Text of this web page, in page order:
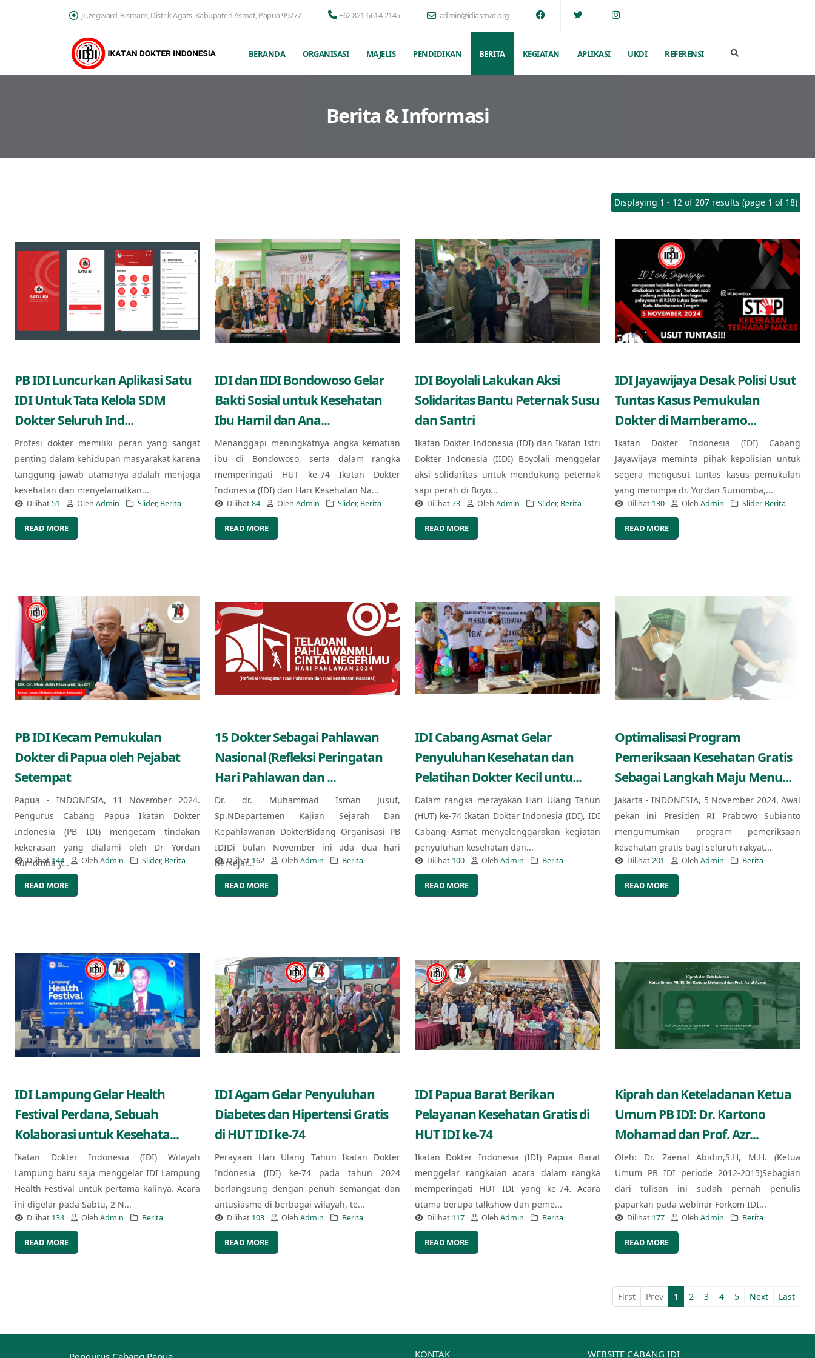
JL.zegward, Bismam, Distrik Agats, Kabupaten Asmat, Papua 99777 +62 821-6614-2145 admin@idiasmat.org
BERANDA ORGANISASI MAJELIS PENDIDIKAN BERITA KEGIATAN APLIKASI UKDI REFERENSI
Berita & Informasi
Displaying 1 - 12 of 207 results (page 1 of 18)
PB IDI Luncurkan Aplikasi Satu
IDI Untuk Tata Kelola SDM
Dokter Seluruh Ind...
Profesi dokter memiliki peran yang sangat
penting dalam kehidupan masyarakat karena
tanggung jawab utamanya adalah menjaga
kesehatan dan menyelamatkan...
Dilihat51 Oleh Admin Slider, Berita
READ MORE
IDI dan IIDI Bondowoso Gelar
Bakti Sosial untuk Kesehatan
Ibu Hamil dan Ana...
Menanggapi meningkatnya angka kematian
ibu di Bondowoso, serta dalam rangka
memperingati HUT ke-74 Ikatan Dokter
Indonesia (IDI) dan Hari Kesehatan Na...
Dilihat84 Oleh Admin Slider, Berita
READ MORE
IDI Boyolali Lakukan Aksi
Solidaritas Bantu Peternak Susu
dan Santri
Ikatan Dokter Indonesia (IDI) dan Ikatan Istri
Dokter Indonesia (IIDI) Boyolali menggelar
aksi solidaritas untuk mendukung peternak
sapi perah di Boyo...
Dilihat73 Oleh Admin Slider, Berita
READ MORE
IDI Jayawijaya Desak Polisi Usut
Tuntas Kasus Pemukulan
Dokter di Mamberamo...
Ikatan Dokter Indonesia (IDI) Cabang
Jayawijaya meminta pihak kepolisian untuk
segera mengusut tuntas kasus pemukulan
yang menimpa dr. Yordan Sumomba,...
Dilihat 130 Oleh Admin Slider, Berita
READ MORE
PB IDI Kecam Pemukulan
Dokter di Papua oleh Pejabat
Setempat
Papua - INDONESIA, 11 November 2024.
Pengurus Cabang Papua Ikatan Dokter
Indonesia (PB IDI) mengecam tindakan
kekerasan yang dialami oleh Dr Yordan
Sumomba y...
Dilihat144 Oleh Admin Slider, Berita
READ MORE
15 Dokter Sebagai Pahlawan
Nasional (Refleksi Peringatan
Hari Pahlawan dan ...
Dr. dr. Muhammad Isman Jusuf,
Sp.NDepartemen Kajian Sejarah Dan
Kepahlawanan DokterBidang Organisasi PB
IDIDi bulan November ini ada dua hari
bersejar...
Dilihat 162 Oleh Admin Berita
READ MORE
IDI Cabang Asmat Gelar
Penyuluhan Kesehatan dan
Pelatihan Dokter Kecil untu...
Dalam rangka merayakan Hari Ulang Tahun
(HUT) ke-74 Ikatan Dokter Indonesia (IDI), IDI
Cabang Asmat menyelenggarakan kegiatan
penyuluhan kesehatan dan...
Dilihat 100 Oleh Admin Berita
READ MORE
Optimalisasi Program
Pemeriksaan Kesehatan Gratis
Sebagai Langkah Maju Menu...
Jakarta - INDONESIA, 5 November 2024. Awal
pekan ini Presiden RI Prabowo Subianto
mengumumkan program pemeriksaan
kesehatan gratis bagi seluruh rakyat...
Dilihat201 Oleh Admin Berita
READ MORE
IDI Lampung Gelar Health
Festival Perdana, Sebuah
Kolaborasi untuk Kesehata...
Ikatan Dokter Indonesia (IDI) Wilayah
Lampung baru saja menggelar IDI Lampung
Health Festival untuk pertama kalinya. Acara
ini digelar pada Sabtu, 2 N...
Dilihat 134 Oleh Admin Berita
READ MORE
IDI Agam Gelar Penyuluhan
Diabetes dan Hipertensi Gratis
di HUT IDI ke-74
Perayaan Hari Ulang Tahun Ikatan Dokter
Indonesia (IDI) ke-74 pada tahun 2024
berlangsung dengan penuh semangat dan
antusiasme di berbagai wilayah, te...
Dilihat 103 Oleh Admin Berita
READ MORE
IDI Papua Barat Berikan
Pelayanan Kesehatan Gratis di
HUT IDI ke-74
Ikatan Dokter Indonesia (IDI) Papua Barat
menggelar rangkaian acara dalam rangka
memperingati HUT IDI yang ke-74. Acara
utama berupa talkshow dan peme...
Dilihat 117 Oleh Admin Berita
READ MORE
Kiprah dan Keteladanan Ketua
Umum PB IDI: Dr. Kartono
Mohamad dan Prof. Azr...
Oleh: Dr. Zaenal Abidin,S.H, M.H. (Ketua
Umum PB IDI periode 2012-2015)Sebagian
dari tulisan ini sudah pernah penulis
paparkan pada webinar Forkom IDI...
Dilihat 177 Oleh Admin Berita
READ MORE
First Prev 1 2 3 4 5 Next Last
KONTAK WEBSITE CABANG IDI